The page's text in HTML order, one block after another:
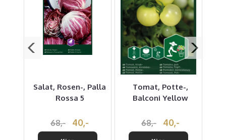
Salat, Rosen-, Palla
Rossa 5
68,- 40,-
Tomat, Potte-,
Balconi Yellow
68,- 40,-